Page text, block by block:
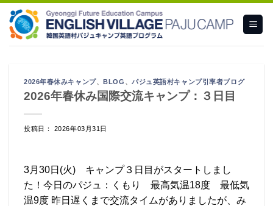
content
2026年春休みキャンプ、BLOG 、パジュ英語村キャンプ引率者ブログ
2026年春休み国際交流キャンプ：３日目
投稿日： 2026年03月31日
3月30日(火) キャンプ３日目がスタートしまし
た！今日のパジュ：くもり 最高気温18度 最低気
温9度 昨日遅くまで交流タイムがありましたが、み